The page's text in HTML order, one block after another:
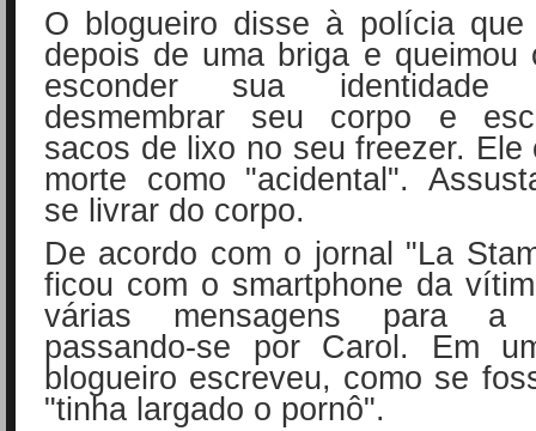
O blogueiro disse à polícia
depois de uma briga e queimou
esconder sua
desmembrar seu corpo e
sacos de lixo no seu freezer. Ele
morte como "acidental".
se livrar do corpo.
De acordo com o jornal "La
ficou com o smartphone da
várias mensagens para a
passando-se por Carol. Em
blogueiro escreveu, como se
"tinha largado o pornô".